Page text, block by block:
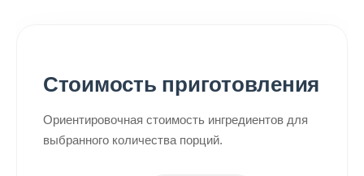
Стоимость приготовления
Ориентировочная стоимость ингредиентов для
выбранного количества порций.